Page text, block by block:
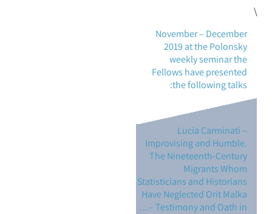
\
November – December
2019 at the Polonsky
weekly seminar the
Fellows have presented
the following talks:
Lucia Carminati –
Improvising and Humble.
The Nineteenth-Century
Migrants Whom
Statisticians and Historians
Have Neglected Orit Malka
– Testimony and Oath in…